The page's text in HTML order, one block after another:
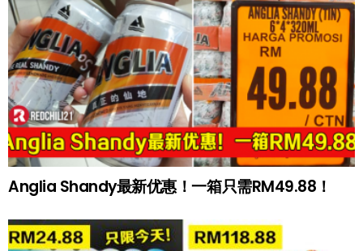
Anglia Shandy最新优惠！一箱只需RM49.88！